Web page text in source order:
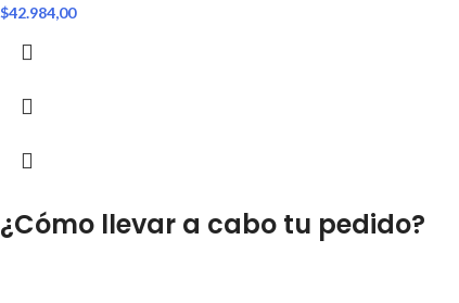
$42.984,00
¿Cómo llevar a cabo tu pedido?